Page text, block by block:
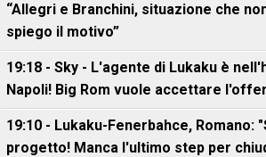
“Allegri e Branchini, situazione che
spiego il motivo”
19:18 - Sky - L'agente di Lukaku è
Napoli! Big Rom vuole accettare
19:10 - Lukaku-Fenerbahce, Romano:
progetto! Manca l'ultimo step per